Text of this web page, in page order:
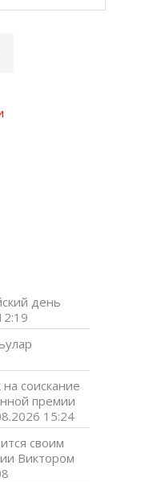
день
соискание
премии
15:24
своим
Виктором